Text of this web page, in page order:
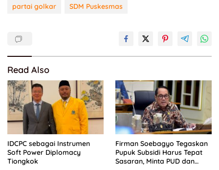
partai golkar
SDM Puskesmas
Read Also
IDCPC sebagai Instrumen
Soft Power Diplomacy
Tiongkok
Firman Soebagyo Tegaskan
Pupuk Subsidi Harus Tepat
Sasaran, Minta PUD dan